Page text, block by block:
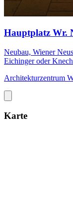
Hauptplatz Wr.
Neubau, Wiener
Eichinger oder
Architekturzentrum
Karte